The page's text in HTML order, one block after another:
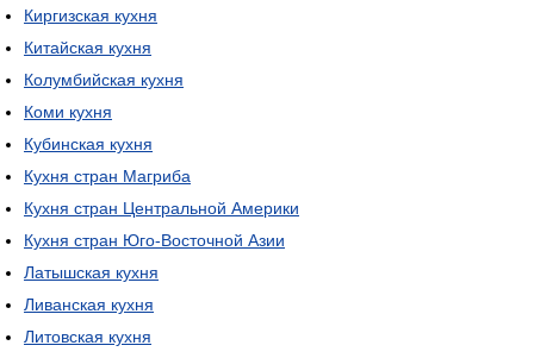
Киргизская кухня
Китайская кухня
Колумбийская кухня
Коми кухня
Кубинская кухня
Кухня стран Магриба
Кухня стран Центральной Америки
Кухня стран Юго-Восточной Азии
Латышская кухня
Ливанская кухня
Литовская кухня